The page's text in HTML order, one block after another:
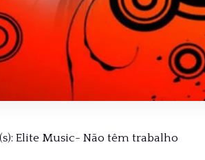
Elite Music- Não têm trabalho